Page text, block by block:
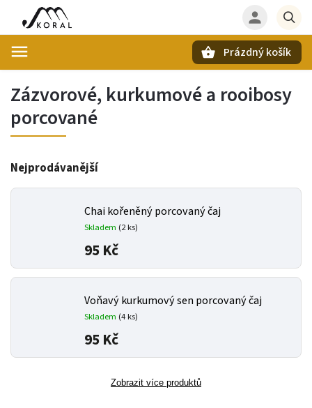
Prázdný košík
Zázvorové, kurkumové a rooibosy
porcované
Nejprodávanější
Chai kořeněný porcovaný čaj
Skladem (2 ks)
95 Kč
Voňavý kurkumový sen porcovaný čaj
Skladem (4 ks)
95 Kč
Zobrazit více produktů